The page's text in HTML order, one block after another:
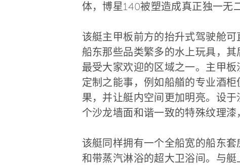
体，博星140被塑造成真正独一无
该艇主甲板前方的抬升式驾驶舱
船东那些品类繁多的水上玩具，
最受大家欢迎的区域之一。主甲
定制之能事，例如船艏的专业酒
果，并让艇内空间更加明亮。设
个沙龙墙面和谐一致的特殊纹理
该艇同样拥有一个全船宽的船东
和带蒸汽淋浴的超大卫浴间。与